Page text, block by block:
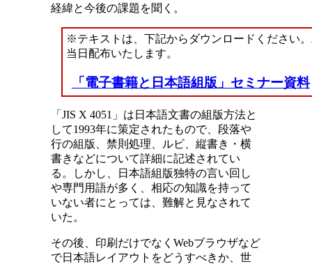
経緯と今後の課題を聞く。
※テキストは、下記からダウンロードください
当日配布いたします。
「電子書籍と日本語組版」セミナー資料
「JIS X 4051」は日本語文書の組版方法と
して1993年に策定されたもので、段落や
行の組版、禁則処理、ルビ、縦書き・横
書きなどについて詳細に記述されてい
る。しかし、日本語組版独特の言い回し
や専門用語が多く、相応の知識を持って
いない者にとっては、難解と見なされて
いた。
その後、印刷だけでなくWebブラウザなど
で日本語レイアウトをどうすべきか、世